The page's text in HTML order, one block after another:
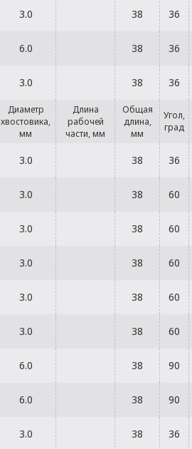
3.0 38 36
6.0 38 36
3.0 38 36
Диаметр
хвостовика,
мм
Длина
рабочей
части, мм
Общая
длина,
мм
Угол,
град
3.0 38 36
3.0 38 60
3.0 38 60
3.0 38 60
3.0 38 60
3.0 38 60
6.0 38 90
6.0 38 90
3.0 38 36